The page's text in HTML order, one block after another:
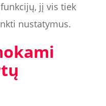
jį vis tiek
nustatymus.